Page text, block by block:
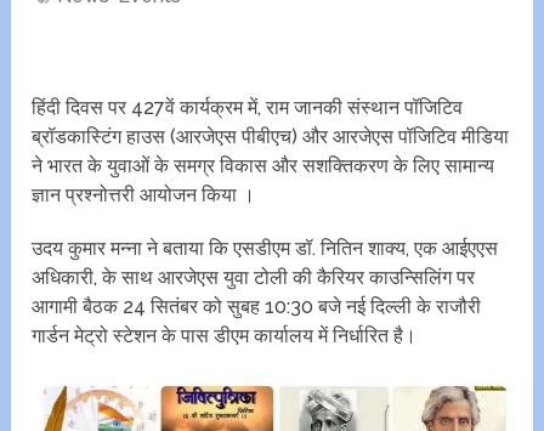
हिंदी दिवस पर 427वें कार्यक्रम में, राम जानकी संस्थान पॉजिटिव
ब्रॉडकास्टिंग हाउस (आरजेएस पीबीएच) और आरजेएस पॉजिटिव मीडिया
ने भारत के युवाओं के समग्र विकास और सशक्तिकरण के लिए सामान्य
ज्ञान प्रश्नोत्तरी आयोजन किया ।
उदय कुमार मन्ना ने बताया कि एसडीएम डॉ. नितिन शाक्य, एक आईएएस
अधिकारी, के साथ आरजेएस युवा टोली की कैरियर काउन्सिलिंग पर
आगामी बैठक 24 सितंबर को सुबह 10:30 बजे नई दिल्ली के राजौरी
गार्डन मेट्रो स्टेशन के पास डीएम कार्यालय में निर्धारित है।